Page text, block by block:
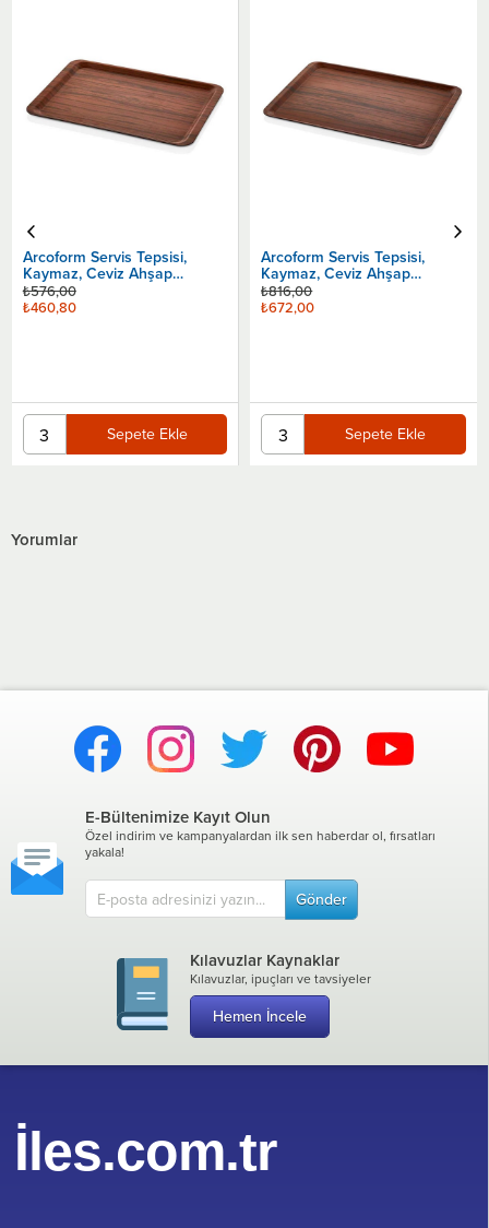
Arcoform Servis Tepsisi,
Kaymaz, Ceviz Ahşap
Desenli, 37x53 Cm
₺460,80
₺576,00
Sepete Ekle
Arcoform Servis Tepsisi,
Kaymaz, Ceviz Ahşap
Desenli, 43x61 Cm
₺672,00
₺816,00
Sepete Ekle
Yorumlar
E-Bültenimize Kayıt Olun
Özel indirim ve kampanyalardan ilk sen haberdar ol, fırsatları
yakala!
Gönder
Kılavuzlar Kaynaklar
Kılavuzlar, ipuçları ve tavsiyeler
Hemen İncele
İles.com.tr